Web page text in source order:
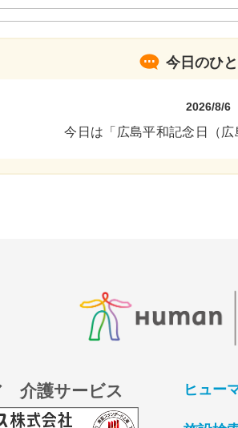
今日のひ
2026/8/6
今日は「広島平和記念日（広
介護サービス ヒュー